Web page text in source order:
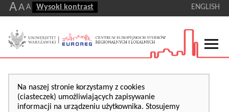
AA A Wysoki kontrast ENGLISH
Na naszej stronie korzystamy z cookies
(ciasteczek) umożliwiających zapisywanie
informacji na urządzeniu użytkownika. Stosujemy